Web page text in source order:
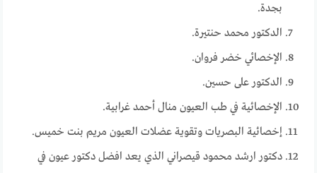
بجدة.
الدكتور محمد حنتيرة.
الإخصائي خضر فروان.
الدكتور على حسين.
الإخصائية في طب العيون منال أحمد غرابية.
إخصائية البصريات وتقوية عضلات العيون مريم بنت خميس.
دكتور ارشد محمود قيصراني الذي يعد افضل دكتور عيون في